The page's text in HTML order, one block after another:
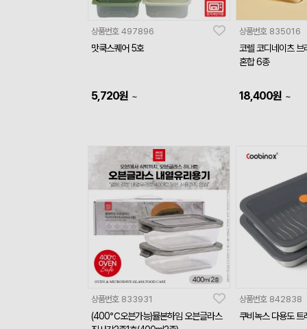
상품번호 497896
맛쿡스퀘어 5호
5,720원 ~
상품번호 835016
코렐 코디네이츠 브
혼합 6종
18,400원 ~
상품번호 833931
(400℃오븐가능)뮬본하임 오븐글라스
상품번호 842838
쿠비녹스 다용도 트